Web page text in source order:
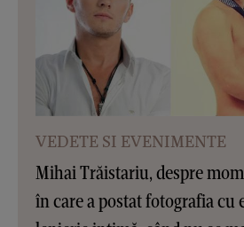
VEDETE SI EVENIMENTE
Mihai Trăistariu, despre
în care a postat fotografia cu